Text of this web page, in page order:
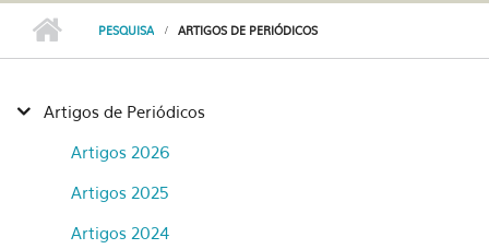
PESQUISA ARTIGOS DE PERIÓDICOS
Artigos de Periódicos
Artigos 2026
Artigos 2025
Artigos 2024